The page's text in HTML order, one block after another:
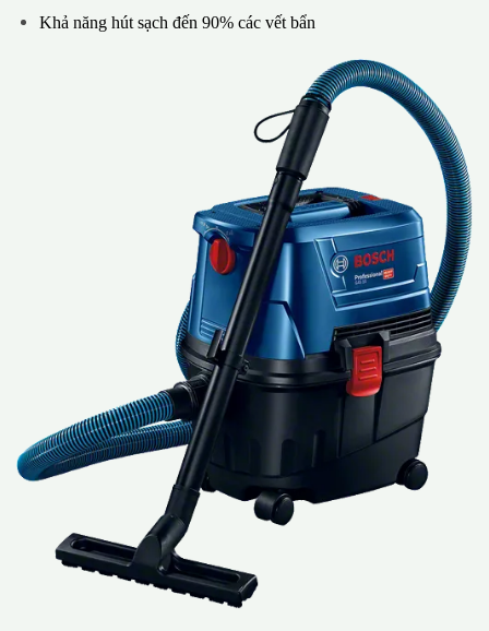
Khả năng hút sạch đến 90% các vết bẩn